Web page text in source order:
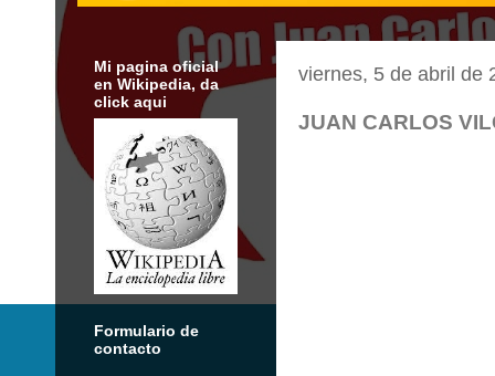
viernes, 5 de abril de
JUAN CARLOS
Mi pagina oficial
en Wikipedia, da
click aqui
Formulario de
contacto